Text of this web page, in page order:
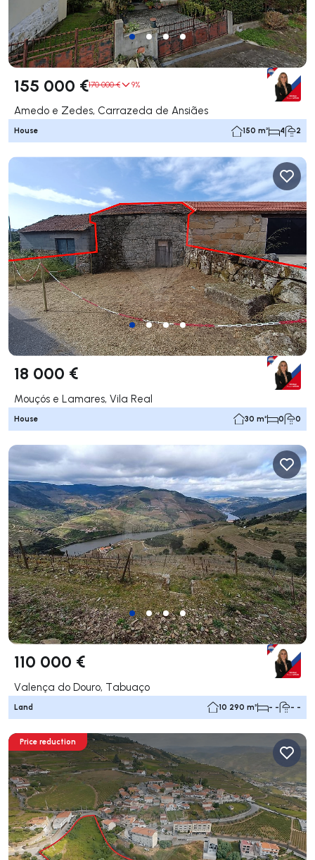
155 000 €170 000 € 9%
Amedo e Zedes, Carrazeda de Ansiães
House 150 m² 4 2
18 000 €
Mouçós e Lamares, Vila Real
House 30 m² 0 0
110 000 €
Valença do Douro, Tabuaço
Land 10 290 m² - - - -
Price reduction